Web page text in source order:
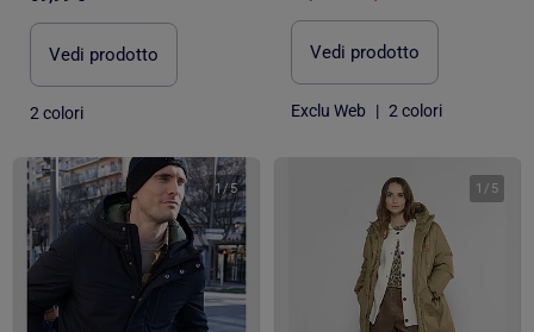
Vedi prodotto
2 colori
Vedi prodotto
Exclu Web | 2 colori
1/5 1 / 5